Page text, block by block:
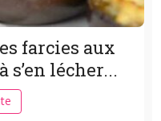
farcies aux
s’en lécher...